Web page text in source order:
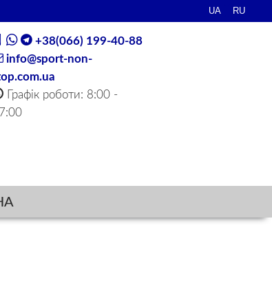
+38(066) 199-40-88
info@sport-non-
Графік роботи: 8:00 -